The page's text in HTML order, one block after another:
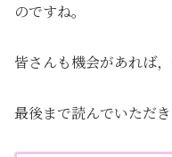
のですね。
皆さんも機会があれば
最後まで読んでいただ